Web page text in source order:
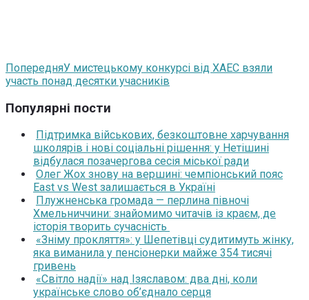
ПопередняУ мистецькому конкурсі від ХАЕС взяли
участь понад десятки учасників
Популярні пости
Підтримка військових, безкоштовне харчування
школярів і нові соціальні рішення: у Нетішині
відбулася позачергова сесія міської ради
Олег Жох знову на вершині: чемпіонський пояс
East vs West залишається в Україні
Плужненська громада — перлина півночі
Хмельниччини: знайомимо читачів із краєм, де
історія творить сучасність
«Зніму прокляття»: у Шепетівці судитимуть жінку,
яка виманила у пенсіонерки майже 354 тисячі
гривень
«Світло надії» над Ізяславом: два дні, коли
українське слово об’єднало серця